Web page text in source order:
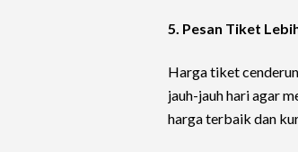
5. Pesan Tiket
Harga tiket
jauh-jauh hari agar
harga terbaik dan